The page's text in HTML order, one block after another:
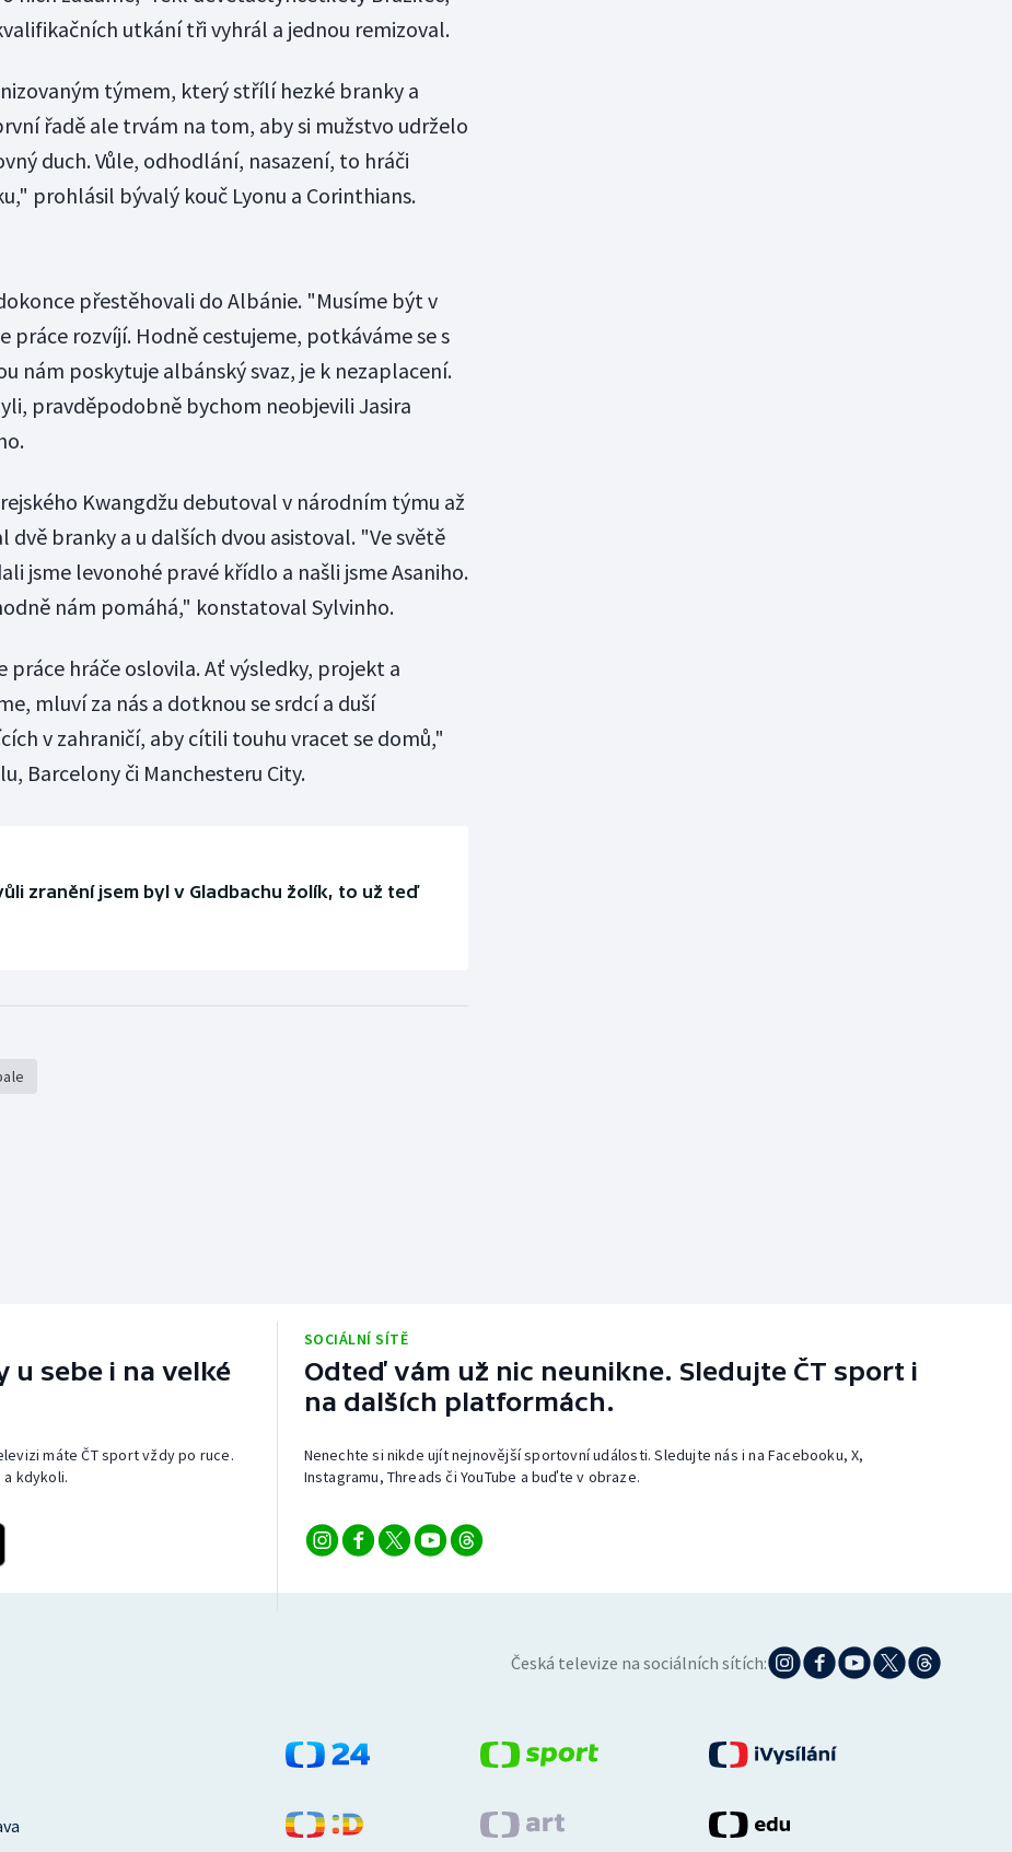
utkání tři vyhrál a jednou remizoval.
týmem, který střílí hezké branky a
řadě ale trvám na tom, aby si mužstvo udrželo
duch. Vůle, odhodlání, nasazení, to hráči
prohlásil bývalý kouč Lyonu a Corinthians.
přestěhovali do Albánie. "Musíme být v
práce rozvíjí. Hodně cestujeme, potkáváme se s
nám poskytuje albánský svaz, je k nezaplacení.
pravděpodobně bychom neobjevili Jasira
Kwangdžu debutoval v národním týmu až
branky a u dalších dvou asistoval. "Ve světě
jsme levonohé pravé křídlo a našli jsme Asaniho.
nám pomáhá," konstatoval Sylvinho.
práce hráče oslovila. Ať výsledky, projekt a
mluví za nás a dotknou se srdcí a duší
v zahraničí, aby cítili touhu vracet se domů,"
Barcelony či Manchesteru City.
zranění jsem byl v Gladbachu žolík, to už teď
u sebe i na velké
máte ČT sport vždy po ruce.
kdykoli.
SOCIÁLNÍ SÍTĚ
Odteď vám už nic neunikne. Sledujte ČT sport i
na dalších platformách.
Nenechte si nikde ujít nejnovější sportovní události. Sledujte nás i na Facebooku, X,
Instagramu, Threads či YouTube a buďte v obraze.
Česká televize na sociálních sítích: